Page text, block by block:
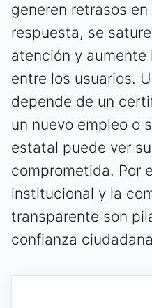
generen retrasos
respuesta, se
atención y
entre los usuarios.
depende de un
un nuevo empleo o
estatal puede ver
comprometida. Por
institucional y la
transparente son
confianza